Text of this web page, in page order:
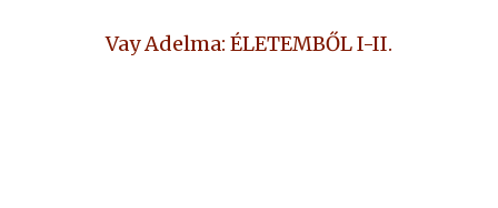
Vay Adelma: ÉLETEMBŐL I-II.